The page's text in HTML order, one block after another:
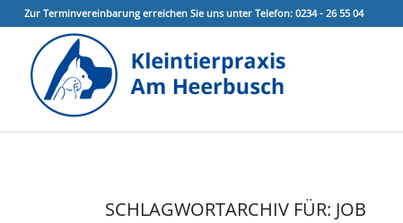
Zur Terminvereinbarung erreichen Sie uns unter Telefon: 0234 - 26 55 04
SCHLAGWORTARCHIV FÜR: JOB